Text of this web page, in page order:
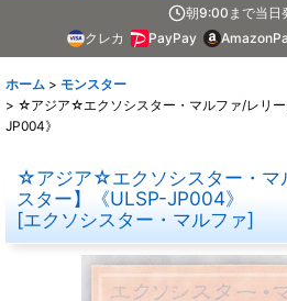
朝9:00まで当日
クレカ
PayPay
ホーム > モンスター
> ☆アジア☆エクソシスター・マルファ/レリ
JP004》
☆アジア☆エクソシスター・マ
スター】《ULSP-JP004》
[エクソシスター・マルファ]